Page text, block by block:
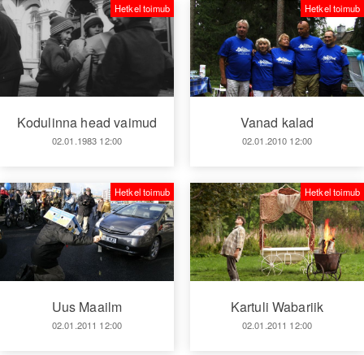
Kodulinna head vaimud
02.01.1983 12:00
Hetkel toimub
Vanad kalad
02.01.2010 12:00
Hetkel toimub
Uus Maailm
02.01.2011 12:00
Hetkel toimub
Kartuli Wabariik
02.01.2011 12:00
Hetkel toimub